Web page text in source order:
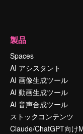
製品
Spaces
AI アシスタント
AI 画像生成ツール
AI 動画生成ツール
AI 音声合成ツール
ストックコンテンツ
Claude/ChatGPT向け